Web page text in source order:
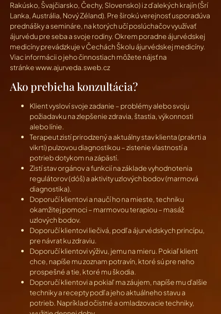
Rakúsko, Švajčiarsko, Čechy, Slovensko) i z ďalekých krajín (Šrí
Lanka, Austrália, Nový Zéland). Pre širokú verejnosť usporadúva
prednášky a semináre, na ktorých učí poslúchačov využívať
ájurvédu pre seba a svoje rodiny. Okrem poradne ájurvédskej
medicíny prevádzkuje v Čechách Školu ájurvédskej medicíny.
Viac informácii o jeho činnostiach môžete nájsť na
stránke www.ajurveda.sweb.cz
Ako prebieha konzultácia?
Klient vysloví svoje zadanie – problémy alebo svoju
požiadavku na zlepšenie zdravia, štastia, výkonnosti
alebo línie.
Terapeut zistí prirodzený a aktuálny stav klienta (prakrti a
vikrti) pulzovou diagnostikou – zistenie vlastností a
potrieb dotykom na zápästí.
Zistí stav orgánov a funkcií na základe vyhodnotenia
regulátorov (dóš) a aktivity uzlových bodov (marmová
diagnostika).
Doporučí klientovi a naučí ho na mieste, techniku
okamžitej pomoci – marmovou terapiou – masáž
uzlových bodov.
Doporučí klientovi liečivá, podľa ájurvédskych princípu,
pre návrat ku zdraviu.
Doporučí klientovi výživu, jemu na mieru. Pokiaľ klient
chce, napíše mu zoznam potravín, ktoré sú pre neho
prospešné a tie, ktoré mu škodia.
Doporučí klientovi a pokiaľ ma záujem, napíše mu ďalšie
techniky a recepty podľa jeho aktuálneho stavu a
potrieb. Napríklad očistné a omladzovacie techniky,